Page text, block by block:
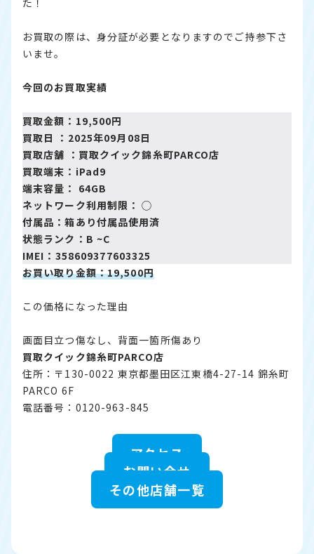
た！
お買取の際は、身分証が必要となりますのでご持参下さ
いませ。
今回のお買取実績
買取金額：19,500円
買取日 ：2025年09月08日
買取店舗 ： 買取クイック錦糸町PARCO店
買取端末：iPad9
端末容量： 64GB
ネットワーク利用制限： ◯
付属品：箱あり付属品使用済
状態ランク：B ~C
IMEI：358609377603325
お買い取り金額：19,500円
この価格になった理由
画面目立つ傷なし、背面一箇所傷あり
買取クイック錦糸町PARCO店
住所：〒130-0022 東京都墨田区江東橋4-27-14 錦糸町
PARCO 6F
電話番号：0120-963-845
アクセス
お問い合せ
その他店舗一覧